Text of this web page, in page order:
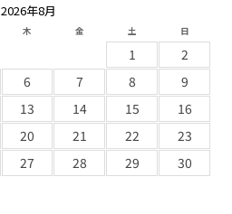
2026年8月
木 金 土 日
1
2
6 7 8
9
13 14 15
16
20 21 22
23
27 28 29
30